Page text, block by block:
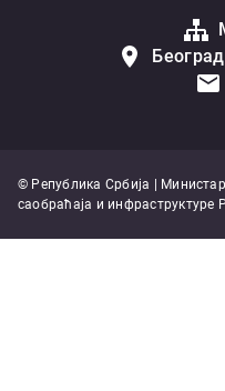
© Република Србија |
саобраћаја и инфраструктуре